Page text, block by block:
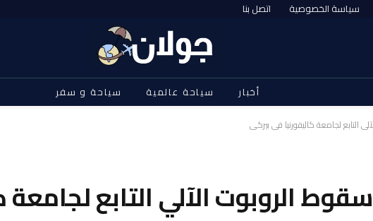
سياسة الخصوصية اتصل بنا
أخبار سياحة عالمية سياحة و سفر
التابع لجامعة كاليفورنيا في بيركي
الروبوت الآلي التابع لجامعة